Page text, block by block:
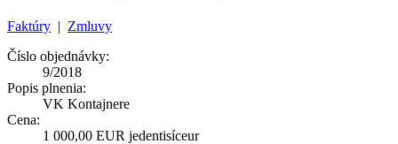
Faktúry | Zmluvy
Číslo objednávky:
9/2018
Popis plnenia:
VK Kontajnere
Cena:
1 000,00 EUR jedentisíceur